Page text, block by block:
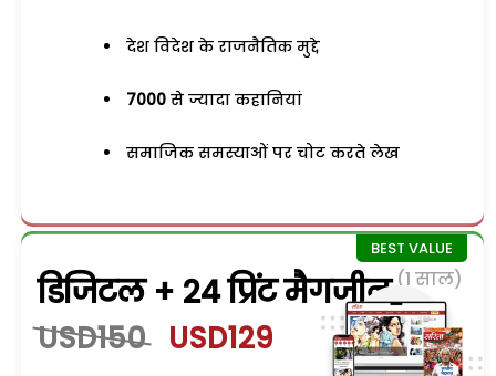
देश विदेश के राजनैतिक मुद्दे
7000 से ज्यादा कहानियां
समाजिक समस्याओं पर चोट करते लेख
डिजिटल + 24 प्रिंट मैगजीन (1 साल)
USD150 USD129